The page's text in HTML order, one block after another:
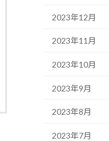
2023年12月
2023年11月
2023年10月
2023年9月
2023年8月
2023年7月